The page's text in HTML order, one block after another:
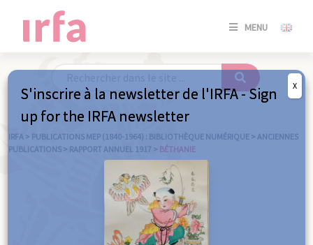
MENU
SE
/
IRFA > PUBLICATIONS MEP (1840-1964) : BIBLIOTHÈQUE NUMÉRIQUE > ANCIENNES
PUBLICATIONS > RAPPORT ANNUEL 1917 > BÉTHANIE
Béthanie
S'inscrire à la newsletter de l'IRFA - Sign
up for the IRFA newsletter
X